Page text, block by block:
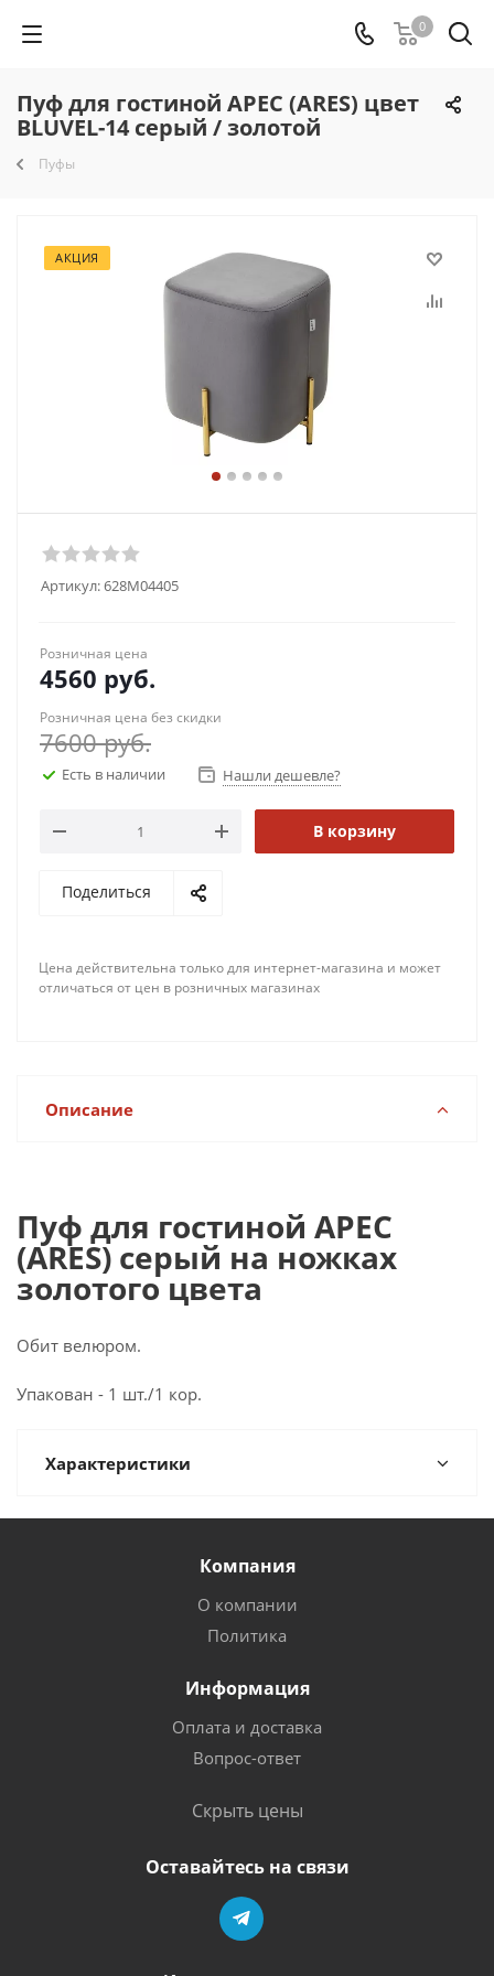
0
Пуф для гостиной АРЕС (ARES) цвет
BLUVEL-14 серый / золотой
Пуфы
АКЦИЯ
Артикул:628M04405
Розничная цена
4560 руб.
Розничная цена без скидки
7600руб.
Есть в наличии Нашли дешевле?
В корзину
Поделиться
Цена действительна только для интернет-магазина и может
отличаться от цен в розничных магазинах
Описание
Пуф для гостиной АРЕС
(ARES) серый на ножках
золотого цвета
Обит велюром.
Упакован - 1 шт./1 кор.
Характеристики
Компания
О компании
Политика
Информация
Оплата и доставка
Вопрос-ответ
Скрыть цены
Оставайтесь на связи